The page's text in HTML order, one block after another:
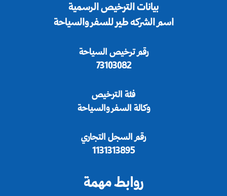
بيانات الترخيص الرسمية
اسم الشركه طير للسفر والسياحة
رقم ترخيص السياحة
73103082
فئة الترخيص
وكالة السفر والسياحة
رقم السجل التجاري
1131313895
روابط مهمة